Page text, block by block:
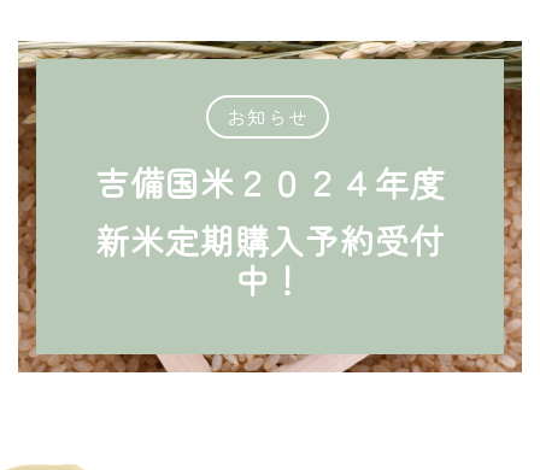
お知らせ
吉備国米２０２４年度
新米定期購入予約受付
中！